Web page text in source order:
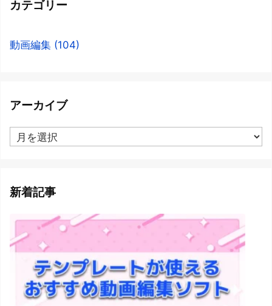
カテゴリー
動画編集 (104)
アーカイブ
ア
ー
ブ
新着記事